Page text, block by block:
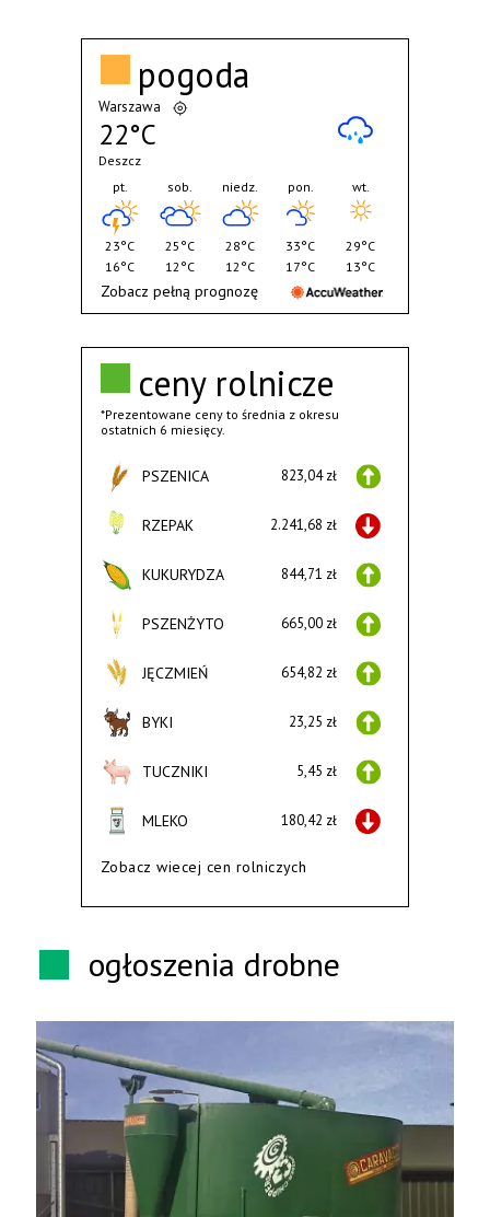
ceny rolnicze
*Prezentowane ceny to średnia z okresu
ostatnich 6 miesięcy.
PSZENICA 823,04 zł
RZEPAK 2.241,68 zł
KUKURYDZA 844,71 zł
PSZENŻYTO 665,00 zł
JĘCZMIEŃ 654,82 zł
BYKI 23,25 zł
TUCZNIKI 5,45 zł
MLEKO 180,42 zł
Zobacz wiecej cen rolniczych
pogoda
Warszawa
22°C
Deszcz
pt.
23°C
16°C
sob.
25°C
12°C
niedz.
28°C
12°C
pon.
33°C
17°C
wt.
29°C
13°C
Zobacz pełną prognozę
ogłoszenia drobne